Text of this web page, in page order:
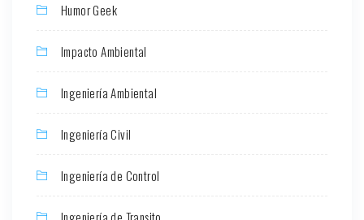
Humor Geek
Impacto Ambiental
Ingeniería Ambiental
Ingeniería Civil
Ingeniería de Control